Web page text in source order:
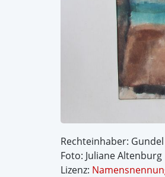
Rechteinhaber:
Foto: Juliane Altenburg
Lizenz: